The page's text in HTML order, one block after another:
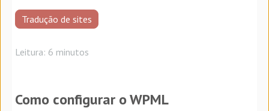
Tradução de sites
Leitura: 6 minutos
Como configurar o WPML